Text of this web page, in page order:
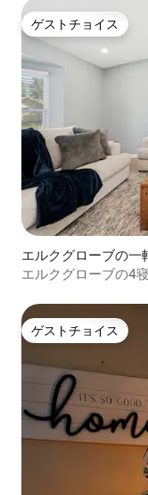
ゲストチョイス
ゲストチョイス
エルクグローブの一
エルクグローブの4
ゲストチョイス
ゲストチョイス